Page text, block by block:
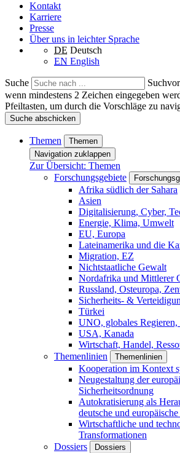
Kontakt
Karriere
Presse
Über uns in leichter Sprache
DE Deutsch
EN English
Suche
wenn mindestens 2 Zeichen eingegeben
Pfeiltasten, um durch die Vorschläge zu
Suche abschicken
Themen
Themen
Navigation zuklappen
Zur Übersicht: Themen
Forschungsgebiete
Afrika südlich der Sahara
Asien
Digitalisierung, Cyber,
Energie, Klima, Umwelt
EU, Europa
Lateinamerika und die
Migration, EZ
Nichtstaatliche Gewalt
Nordafrika und Mittlerer
Russland, Osteuropa,
Sicherheits- &
Türkei
UNO, globales
USA, Kanada
Wirtschaft, Handel,
Themenlinien
Themenlinien
Kooperation im Kontext
Neugestaltung der
Sicherheitsordnung
Autokratisierung als
deutsche und
Wirtschaftliche und
Transformationen
Dossiers
Dossiers